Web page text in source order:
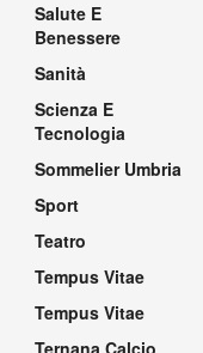
Salute E
Benessere
Sanità
Scienza E
Tecnologia
Sommelier Umbria
Sport
Teatro
Tempus Vitae
Tempus Vitae
Ternana Calcio